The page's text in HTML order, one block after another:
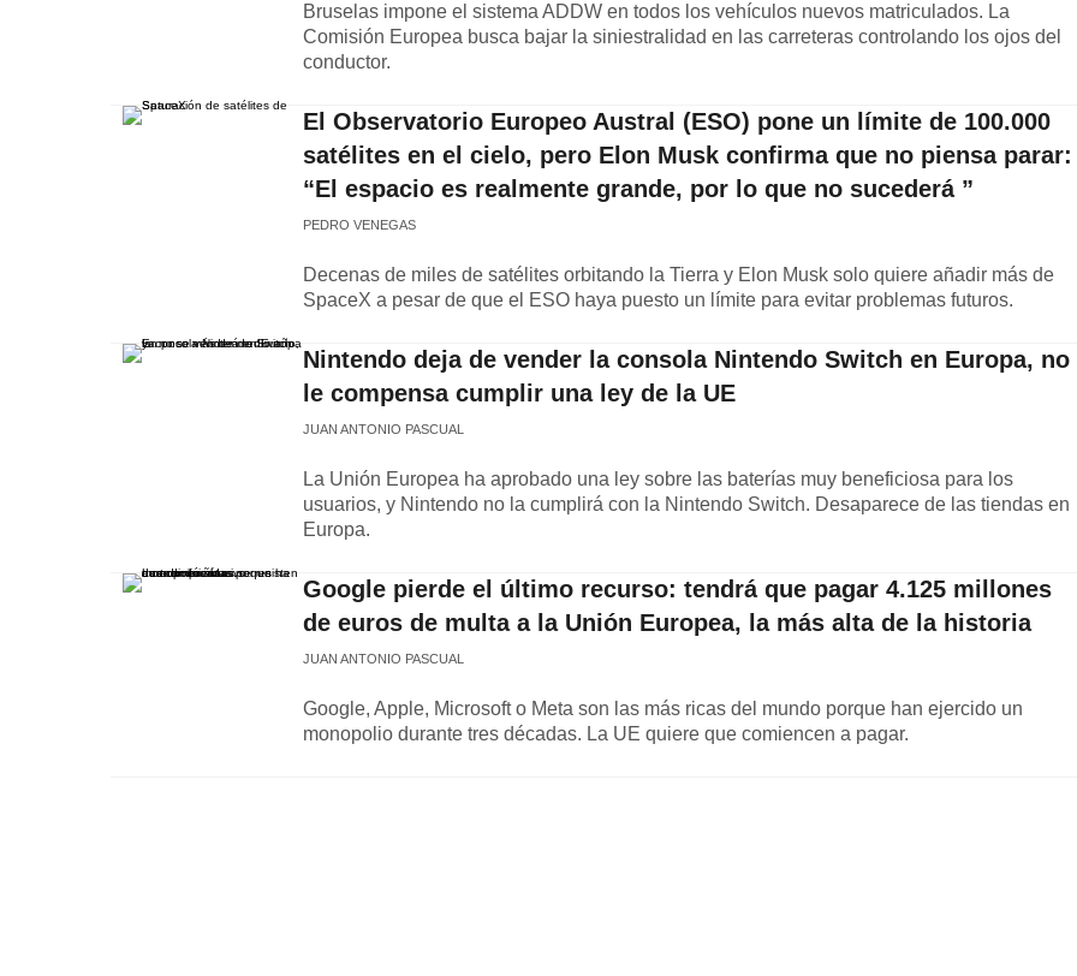
Bruselas impone el sistema ADDW en todos los vehículos nuevos matriculados. La
Comisión Europea busca bajar la siniestralidad en las carreteras controlando los ojos del
conductor.
El Observatorio Europeo Austral (ESO) pone un límite de 100.000
satélites en el cielo, pero Elon Musk confirma que no piensa parar:
“El espacio es realmente grande, por lo que no sucederá ”
PEDRO VENEGAS
Decenas de miles de satélites orbitando la Tierra y Elon Musk solo quiere añadir más de
SpaceX a pesar de que el ESO haya puesto un límite para evitar problemas futuros.
Nintendo deja de vender la consola Nintendo Switch en Europa, no
le compensa cumplir una ley de la UE
JUAN ANTONIO PASCUAL
La Unión Europea ha aprobado una ley sobre las baterías muy beneficiosa para los
usuarios, y Nintendo no la cumplirá con la Nintendo Switch. Desaparece de las tiendas en
Europa.
Google pierde el último recurso: tendrá que pagar 4.125 millones
de euros de multa a la Unión Europea, la más alta de la historia
JUAN ANTONIO PASCUAL
Google, Apple, Microsoft o Meta son las más ricas del mundo porque han ejercido un
monopolio durante tres décadas. La UE quiere que comiencen a pagar.